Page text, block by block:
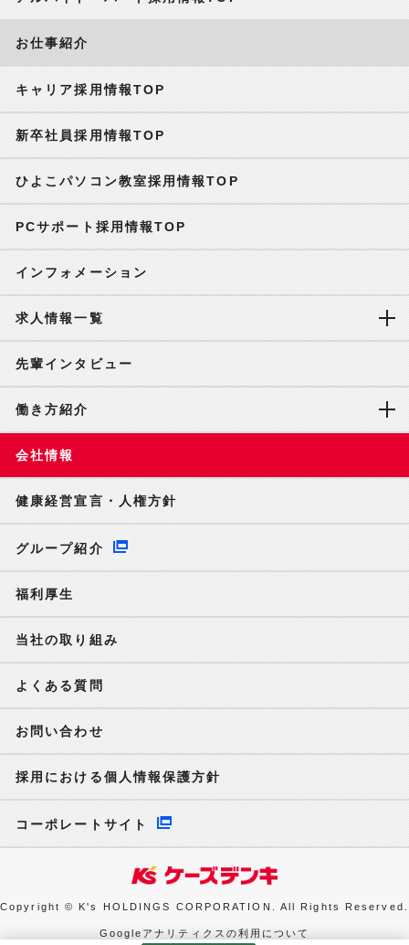
お仕事紹介
キャリア採用情報TOP
新卒社員採用情報TOP
ひよこパソコン教室採用情報TOP
PCサポート採用情報TOP
インフォメーション
求人情報一覧
先輩インタビュー
働き方紹介
会社情報
健康経営宣言・人権方針
グループ紹介
福利厚生
当社の取り組み
よくある質問
お問い合わせ
採用における個人情報保護方針
コーポレートサイト
Copyright © K's HOLDINGS CORPORATION. All Rights Reserved.
Googleアナリティクスの利用について